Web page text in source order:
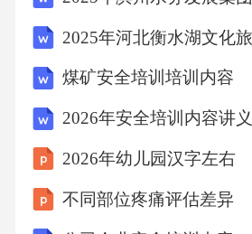
享中有更多获得感。坚持民生
智慧义乌经验的普适价值发展
实践证明，即使是传统制造业
代服务业、数字经济的深度融
生产力。推动城乡融合2义乌通
二元结构提供了样本。实现
煤矿安全培训培训内容
2026年安全培训内容讲
2026年幼儿园汉字左右
不同部位疼痛评估差异